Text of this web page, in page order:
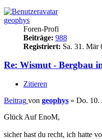
geophys
Foren-Profi
Beiträge: 988
Registriert: Sa. 31. Mär
Re: Wismut - Bergbau
Zitieren
Beitrag von geophys » Do. 10.
Glück Auf EnoM,
sicher hast du recht, ich hatte